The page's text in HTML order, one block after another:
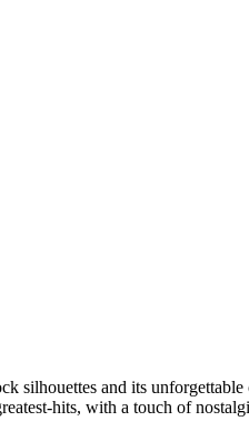
silhouettes and its
hits, with a touch of